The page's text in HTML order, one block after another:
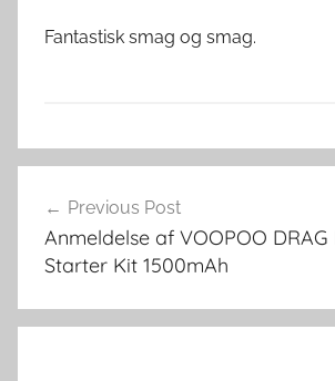
Fantastisk smag og smag.
V
i
n
g
Previous Post
Anmeldelse af VOOPOO
Starter Kit 1500mAh